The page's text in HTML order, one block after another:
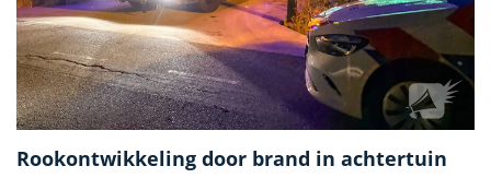
Rookontwikkeling door brand in achtertuin